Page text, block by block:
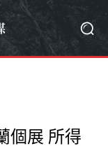
個展 所得